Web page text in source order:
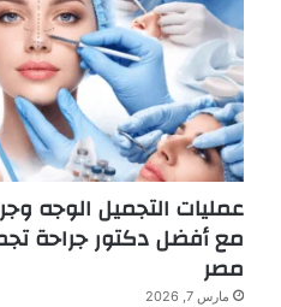
عمليات التجميل الوجه
مع أفضل دكتور جراحة
مصر
مارس 7, 2026